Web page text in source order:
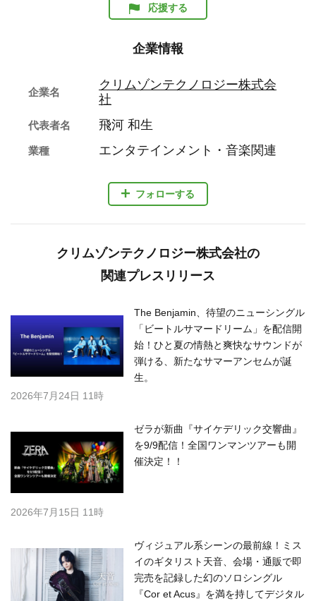
応援する
企業情報
フォローする
企業名
クリムゾンテクノロジー株式会
社
代表者名 飛河 和生
業種 エンタテインメント・音楽関連
クリムゾンテクノロジー株式会社の
関連プレスリリース
The Benjamin、待望のニューシングル
「ビートルサマードリーム」を配信開
始！ひと夏の情熱と爽快なサウンドが
弾ける、新たなサマーアンセムが誕
生。
2026年7月24日 11時
ゼラが新曲『サイケデリック交響曲』
を9/9配信！全国ワンマンツアーも開
催決定！！
2026年7月15日 11時
ヴィジュアル系シーンの最前線！ミス
イのギタリスト天音、会場・通販で即
完売を記録した幻のソロシングル
『Cor et Acus』を満を持してデジタル